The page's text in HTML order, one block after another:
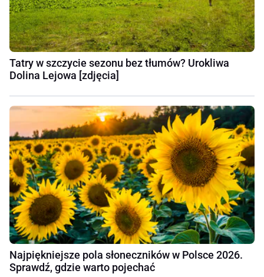
Tatry w szczycie sezonu bez tłumów? Urokliwa
Dolina Lejowa [zdjęcia]
Najpiękniejsze pola słoneczników w Polsce 2026.
Sprawdź, gdzie warto pojechać